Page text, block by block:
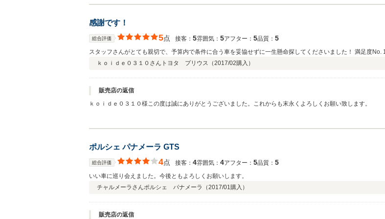
感謝です！
総合評価 5点 接客： 5雰囲気： 5アフター： 5品質： 5
スタッフさんがとても親切で、予算内で条件に合う車を妥協せずに一生懸命探してくださいました！ 満足度No.
ｋｏｉｄｅ０３１０さん トヨタ プリウス（2017/02購入）
販売店の返信
ｋｏｉｄｅ０３１０様この度は誠にありがとうございました。これからも末永くよろしくお願い致します。
ポルシェ パナメーラ GTS
総合評価 4点 接客： 4雰囲気： 4アフター： 5品質： 5
いい車に巡り会えました。今後ともよろしくお願いします。
チャルメーラさんポルシェ パナメーラ（2017/01購入）
販売店の返信